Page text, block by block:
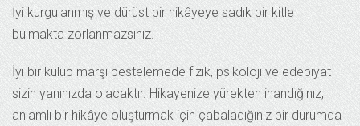
İyi kurgulanmış ve dürüst bir hikâyeye sadık bir kitle
bulmakta zorlanmazsınız.
İyi bir kulüp marşı bestelemede fizik, psikoloji ve edebiyat
sizin yanınızda olacaktır. Hikayenize yürekten inandığınız,
anlamlı bir hikâye oluşturmak için çabaladığınız bir durumda